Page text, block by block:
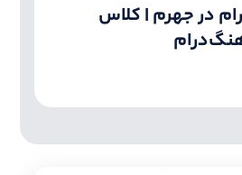
در جهرم | کلاس